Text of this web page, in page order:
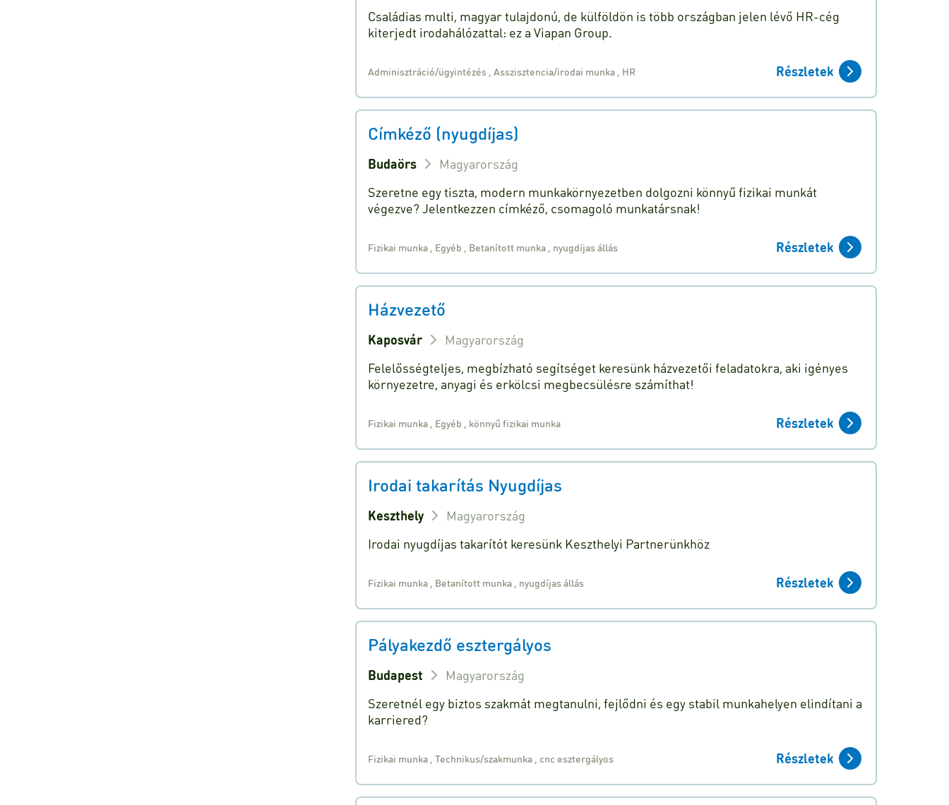
Családias multi, magyar tulajdonú, de külföldön is több országban jelen lévő HR-cég
kiterjedt irodahálózattal: ez a Viapan Group.
Adminisztráció/ügyintézés Asszisztencia/irodai munka HR Részletek
Címkéző (nyugdíjas)
Budaörs
Magyarország
Szeretne egy tiszta, modern munkakörnyezetben dolgozni könnyű fizikai munkát
végezve? Jelentkezzen címkéző, csomagoló munkatársnak!
Fizikai munka Egyéb Betanított munka nyugdíjas állás Részletek
Házvezető
Kaposvár
Magyarország
Felelősségteljes, megbízható segítséget keresünk házvezetői feladatokra, aki igényes
környezetre, anyagi és erkölcsi megbecsülésre számíthat!
Fizikai munka Egyéb könnyű fizikai munka Részletek
Irodai takarítás Nyugdíjas
Keszthely
Magyarország
Irodai nyugdíjas takarítót keresünk Keszthelyi Partnerünkhöz
Fizikai munka Betanított munka nyugdíjas állás Részletek
Pályakezdő esztergályos
Budapest
Magyarország
Szeretnél egy biztos szakmát megtanulni, fejlődni és egy stabil munkahelyen elindítani a
karriered?
Fizikai munka ,Technikus/szakmunka ,cnc esztergályos Részletek